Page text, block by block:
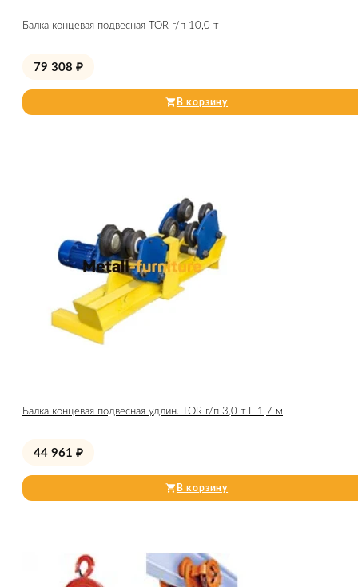
Балка концевая подвесная TOR г/п 10,0 т
79 308 ₽
В корзину
Балка концевая подвесная удлин. TOR г/п 3,0 т L 1,7 м
44 961 ₽
В корзину